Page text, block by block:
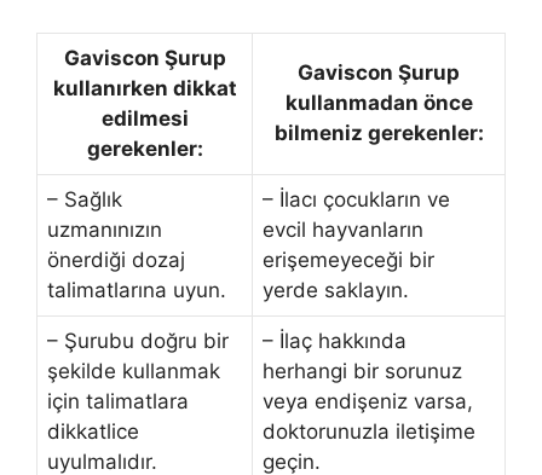
Gaviscon Şurup
kullanırken dikkat
edilmesi
gerekenler:
Gaviscon Şurup
kullanmadan önce
bilmeniz gerekenler:
– Sağlık
uzmanınızın
önerdiği dozaj
talimatlarına uyun.
– İlacı çocukların ve
evcil hayvanların
erişemeyeceği bir
yerde saklayın.
– Şurubu doğru bir
şekilde kullanmak
için talimatlara
dikkatlice
uyulmalıdır.
– İlaç hakkında
herhangi bir sorunuz
veya endişeniz varsa,
doktorunuzla iletişime
geçin.